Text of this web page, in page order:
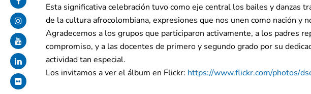
Esta significativa celebración tuvo como eje central los bailes y danzas
de la cultura afrocolombiana, expresiones que nos unen como nación y
Agradecemos a los grupos que participaron activamente, a los padres
compromiso, y a las docentes de primero y segundo grado por su
actividad tan especial.
Los invitamos a ver el álbum en Flickr: https://www.flickr.com/photos/